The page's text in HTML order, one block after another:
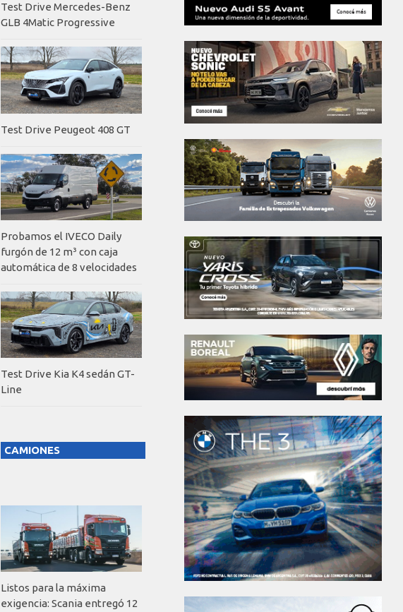
Test Drive Mercedes-Benz
GLB 4Matic Progressive
Test Drive Peugeot 408 GT
Probamos el IVECO Daily
furgón de 12 m³ con caja
automática de 8 velocidades
Test Drive Kia K4 sedán GT-
Line
CAMIONES
Listos para la máxima
exigencia: Scania entregó 12